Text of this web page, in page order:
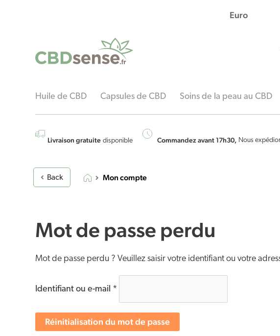
Huile de CBD Capsules de CBD Soins de la peau au CBD
Livraison gratuite disponible Commandez avant 17h30, Nous
Back Mon compte
Mot de passe perdu
Mot de passe perdu ? Veuillez saisir votre identifiant ou votre
Identifiant ou e-mail *
Réinitialisation du mot de passe